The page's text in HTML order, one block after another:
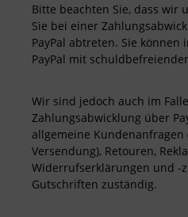
Bitte beachten Sie, dass wir
Sie bei einer
PayPal abtreten. Sie können
PayPal mit
Wir sind jedoch auch im
Zahlungsabwicklung über
allgemeine Kundenanfragen
Versendung), Retouren,
Widerrufserklärungen und -
Gutschriften zuständig.